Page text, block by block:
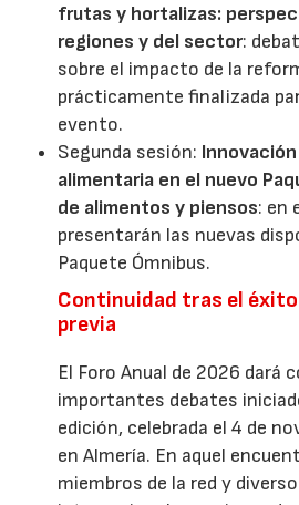
frutas y hortalizas:
regiones y del sector:
sobre el impacto de la
prácticamente finalizada
evento.
Segunda sesión:
alimentaria en el nuevo
de alimentos y piensos: en
presentarán las nuevas
Paquete Ómnibus.
Continuidad tras el
previa
El Foro Anual de 2026 dará
importantes debates
edición, celebrada el 4 de
en Almería. En aquel
miembros de la red y